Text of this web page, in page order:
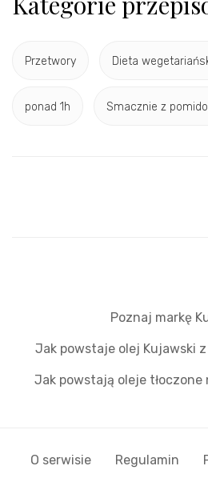
Przetwory Dieta
ponad 1h Smacznie z
Poznaj markę
Jak powstaje olej Kujawski
Jak powstają oleje tłoczone
O serwisie Regulamin